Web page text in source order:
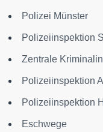
Polizei Münster
Polizeiinspektion
Zentrale
Polizeiinspektion
Polizeiinspektion
Eschwege